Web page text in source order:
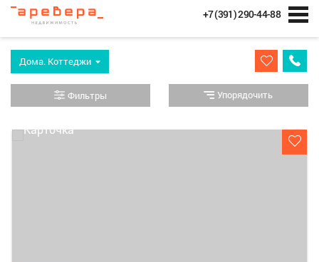
+7 (391) 290-44-88
Дома. Коттеджи
Фильтры Упорядочить